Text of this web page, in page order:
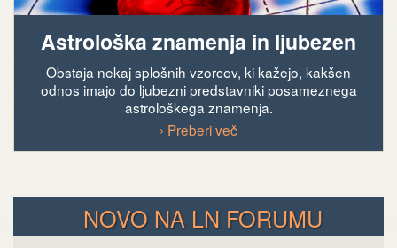
Astrološka znamenja in ljubezen
Obstaja nekaj splošnih vzorcev, ki kažejo, kakšen
odnos imajo do ljubezni predstavniki posameznega
astrološkega znamenja.
› Preberi več
NOVO NA LN FORUMU